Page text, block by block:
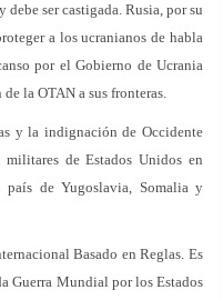
ser castigada. Rusia, por su
a los ucranianos de habla
por el Gobierno de Ucrania
la OTAN a sus fronteras.
y la indignación de Occidente
de Estados Unidos en
país de Yugoslavia, Somalia y
Basado en Reglas. Es
Guerra Mundial por los Estados